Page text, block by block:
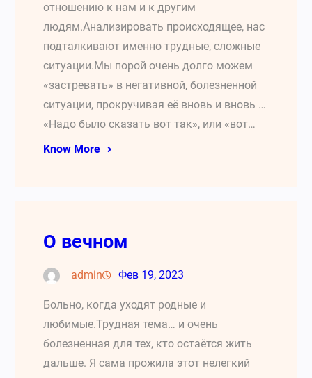
отношению к нам и к другим
людям.Анализировать происходящее, нас
подталкивают именно трудные, сложные
ситуации.Мы порой очень долго можем
«застревать» в негативной, болезненной
ситуации, прокручивая её вновь и вновь …
«Надо было сказать вот так», или «вот…
Know More
О вечном
admin Фев 19, 2023
Больно, когда уходят родные и
любимые.Трудная тема… и очень
болезненная для тех, кто остаётся жить
дальше. Я сама прожила этот нелегкий